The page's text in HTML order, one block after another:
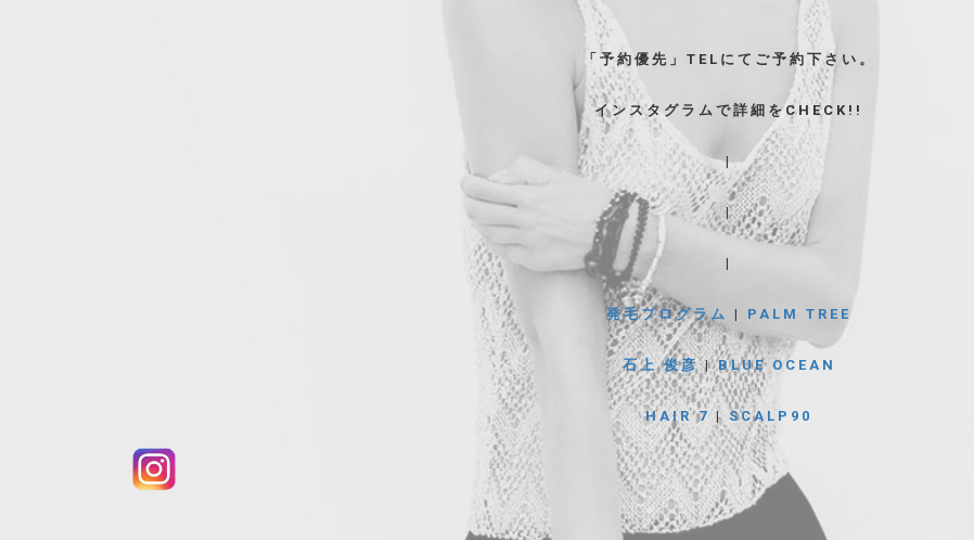
「予約優先」TELにてご予約下さい。
インスタグラムで詳細をCHECK!!
|
|
|
発毛プログラム | PALM TREE
石上 俊彦|BLUE OCEAN
HAIR 7| SCALP90